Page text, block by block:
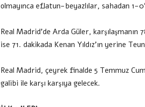
olmayınca eflatun-beyazlılar, sahadan 1-
Real Madrid’de Arda Güler, karşılaşmanın
ise 71. dakikada Kenan Yıldız’ın yerine
Real Madrid, çeyrek finalde 5 Temmuz
galibi ile karşı karşıya gelecek.